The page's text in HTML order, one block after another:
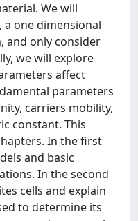
We will
a one dimensional
and only consider
we will explore
affect
parameters
carriers mobility,
constant. This
In the first
and basic
In the second
cells and explain
to determine its